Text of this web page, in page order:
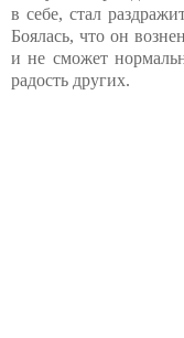
в себе, стал
Боялась, что он
и не сможет
радость других.